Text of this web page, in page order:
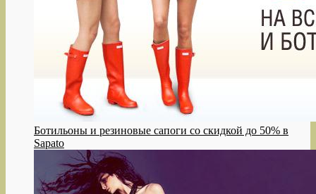
Ботильоны и резиновые сапоги со скидкой до 50% в
Sapato